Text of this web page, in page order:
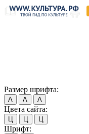
Размер шрифта:
А А А
Цвета сайта:
Ц Ц Ц
Шрифт: